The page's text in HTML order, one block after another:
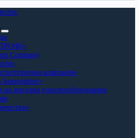
Company
компанія»
магазин електрообладнання